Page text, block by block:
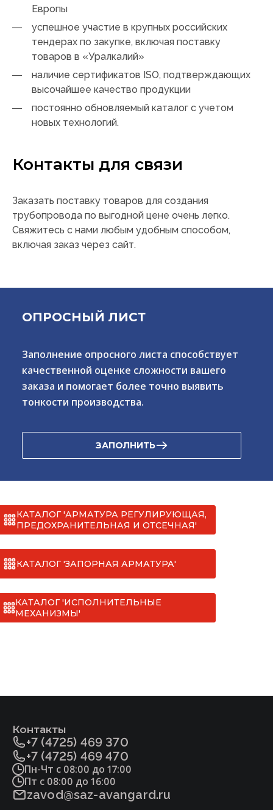
Европы
успешное участие в крупных российских
тендерах по закупке, включая поставку
товаров в «Уралкалий»
наличие сертификатов ISО, подтверждающих
высочайшее качество продукции
постоянно обновляемый каталог с учетом
новых технологий.
Контакты для связи
Заказать поставку товаров для создания
трубопровода по выгодной цене очень легко.
Свяжитесь с нами любым удобным способом,
включая заказ через сайт.
ОПРОСНЫЙ ЛИСТ
Заполнение опросного листа способствует
качественной оценке сложности вашего
заказа и помогает более точно выявить
тонкости производства.
ЗАПОЛНИТЬ
КАТАЛОГ 'АРМАТУРА РЕГУЛИРУЮЩАЯ,
ПРЕДОХРАНИТЕЛЬНАЯ И ОТСЕЧНАЯ'
КАТАЛОГ 'ЗАПОРНАЯ АРМАТУРА'
КАТАЛОГ 'ИСПОЛНИТЕЛЬНЫЕ
МЕХАНИЗМЫ'
Контакты
+7 (4725) 469 370
+7 (4725) 469 470
Пн-Чт с 08:00 до 17:00
Пт с 08:00 до 16:00
zavod@saz-avangard.ru